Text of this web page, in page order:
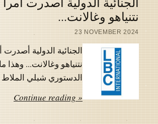
نتنياهو وغالانت...
23 NOVEMBER 2024
الجنائية الدولية
نتنياهو وغالانت... وهذا
الدستوري شبلي الملاط
Continue reading »